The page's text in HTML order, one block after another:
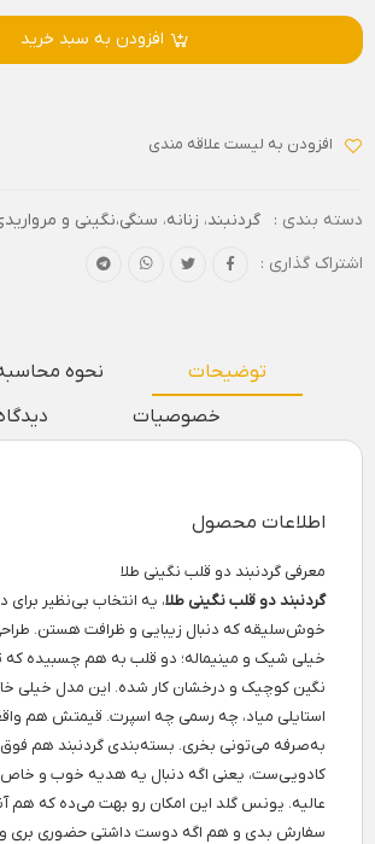
افزودن به سبد خرید
افزودن به لیست علاقه مندی
دسته بندی : گردنبند، زنانه، سنگی،نگینی و
اشتراک گذاری :
توضیحات
نحوه
خصوصیات
اطلاعات محصول
معرفی گردنبند دو قلب نگینی طلا
گردنبند دو قلب نگینی طلا، یه انتخاب بی‌نظیر برای
خوش‌سلیقه که دنبال زیبایی و ظرافت هستن.
خیلی شیک و مینیماله؛ دو قلب به هم چسبیده
نگین کوچیک و درخشان کار شده. این مدل خیلی
استایلی میاد، چه رسمی چه اسپرت. قیمتش هم
به‌صرفه می‌تونی بخری. بسته‌بندی گردنبند هم
کادویی‌ست، یعنی اگه دنبال یه هدیه خوب و خاص
عالیه. یونس گلد این امکان رو بهت می‌ده که هم
سفارش بدی و هم اگه دوست داشتی حضوری بری و